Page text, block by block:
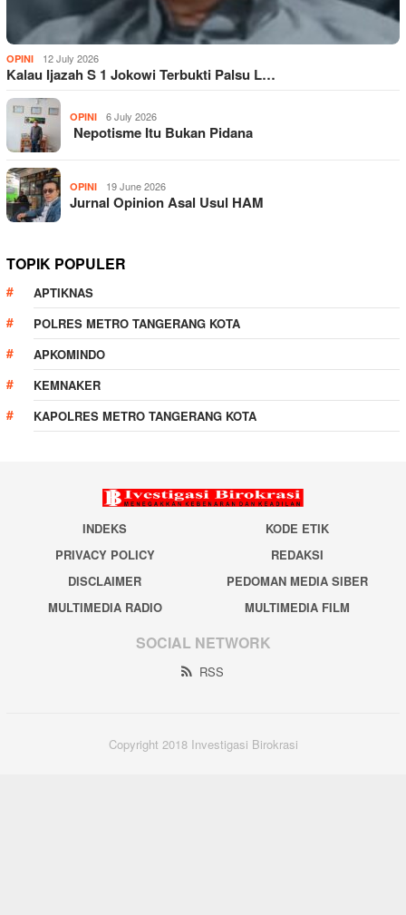
OPINI 12 July 2026
Kalau Ijazah S 1 Jokowi Terbukti Palsu L…
OPINI 6 July 2026
Nepotisme Itu Bukan Pidana
OPINI 19 June 2026
Jurnal Opinion Asal Usul HAM
TOPIK POPULER
APTIKNAS
POLRES METRO TANGERANG KOTA
APKOMINDO
KEMNAKER
KAPOLRES METRO TANGERANG KOTA
INDEKS
KODE ETIK
PRIVACY POLICY
REDAKSI
DISCLAIMER
PEDOMAN MEDIA SIBER
MULTIMEDIA RADIO
MULTIMEDIA FILM
SOCIAL NETWORK
RSS
Copyright 2018 Investigasi Birokrasi